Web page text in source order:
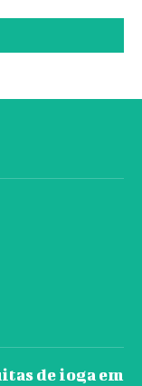
de ioga em